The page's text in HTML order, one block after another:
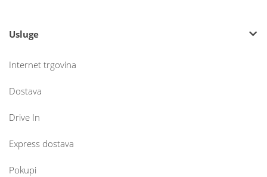
Usluge
Internet trgovina
Dostava
Drive In
Express dostava
Pokupi